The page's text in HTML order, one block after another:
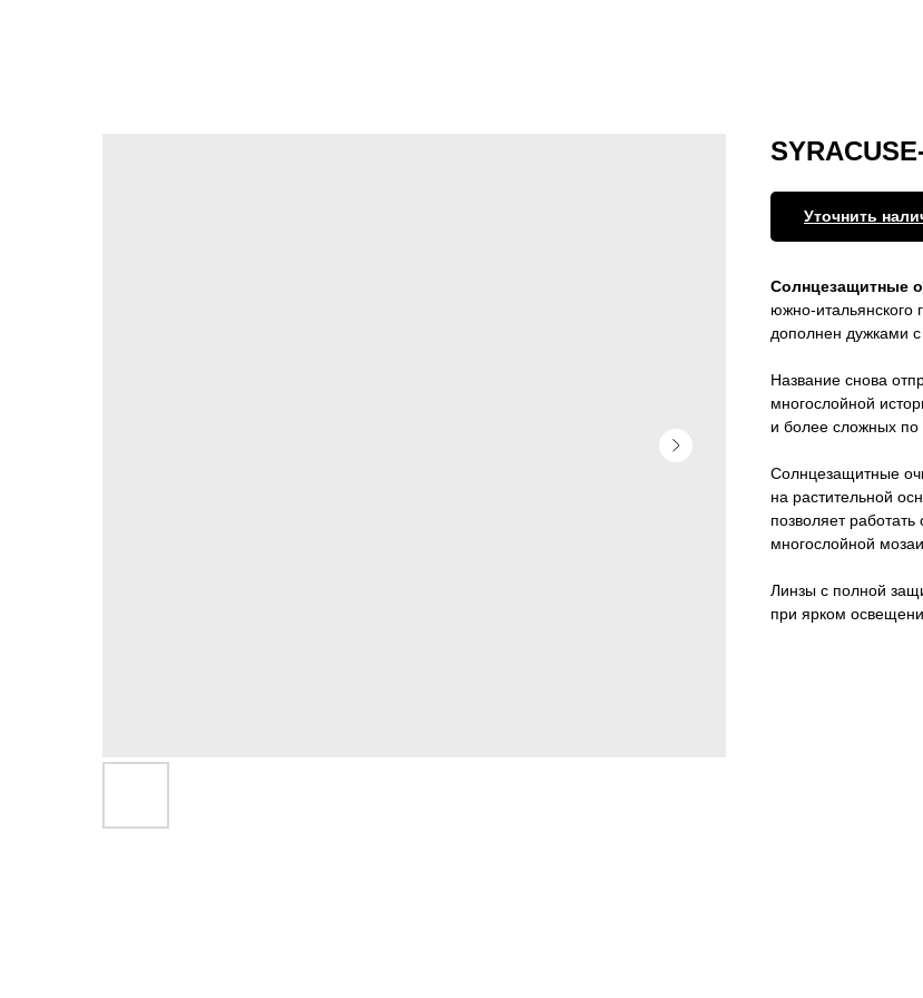
Уточнить
Солнцезащитные
южно-итальянского
дополнен дужками
Название снова
многослойной
и более сложных по
Солнцезащитные
на растительной
позволяет
многослойной
Линзы с полной
при ярком